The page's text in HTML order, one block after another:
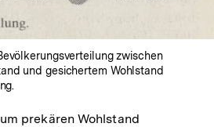
zwischen
und gesichertem Wohlstand
prekären Wohlstand